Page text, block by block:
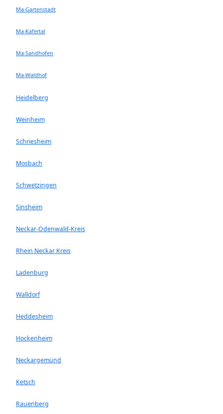
Ma-Gartenstadt
Ma-Käfertal
Ma-Sandhofen
Ma-Waldhof
Heidelberg
Weinheim
Schriesheim
Mosbach
Schwetzingen
Sinsheim
Neckar-Odenwald-Kreis
Rhein Neckar Kreis
Ladenburg
Walldorf
Heddesheim
Hockenheim
Neckargemünd
Ketsch
Rauenberg